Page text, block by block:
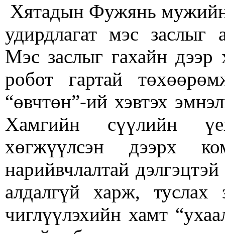
Хятадын Фужянь
удирдлагат мэс заслыг
Мэс заслыг гахайн дээр
робот гартай
“өвчтөн”-ий хэвтэх
Хамгийн сүүлийн
хөгжүүлсэн дээрх
нарийвчлалтай
алдалгүй харж, туслах
чиглүүлэхийн хамт